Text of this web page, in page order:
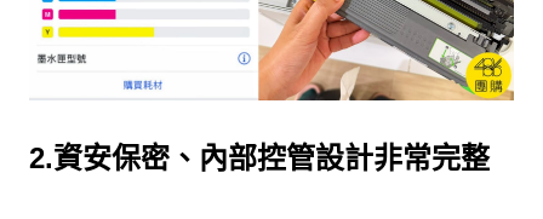
2.資安保密、內部控管設計非常完整